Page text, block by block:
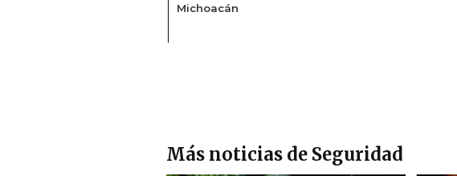
Michoacán
Más noticias de Seguridad